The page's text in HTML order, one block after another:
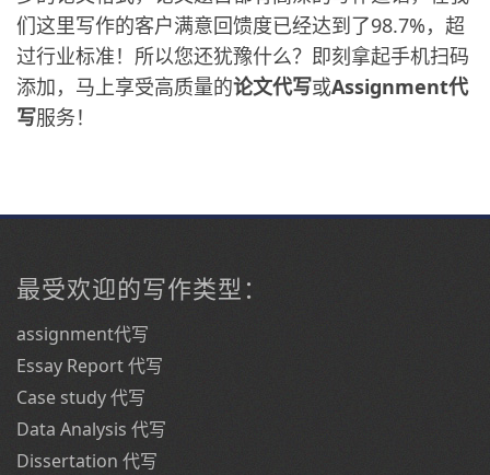
们这里写作的客户满意回馈度已经达到了98.7%，超
过行业标准！所以您还犹豫什么？即刻拿起手机扫码
添加，马上享受高质量的论文代写或Assignment代
写服务！
最受欢迎的写作类型：
assignment代写
Essay Report 代写
Case study 代写
Data Analysis 代写
Dissertation 代写